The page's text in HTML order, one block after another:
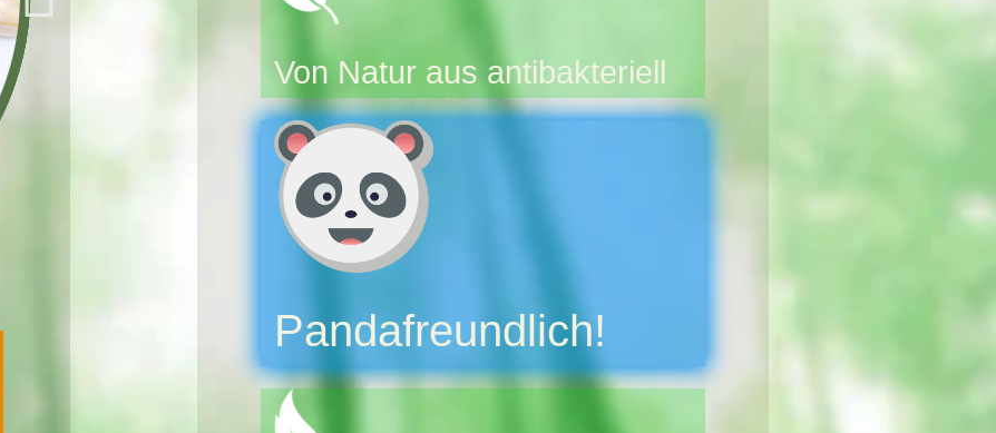
Von Natur aus antibakteriell
Pandafreundlich!